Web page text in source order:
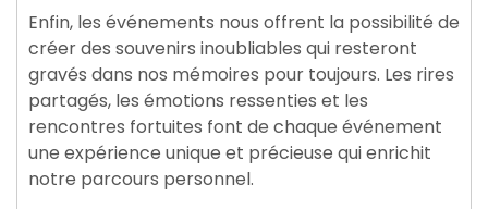
Enfin, les événements nous offrent la possibilité de
créer des souvenirs inoubliables qui resteront
gravés dans nos mémoires pour toujours. Les rires
partagés, les émotions ressenties et les
rencontres fortuites font de chaque événement
une expérience unique et précieuse qui enrichit
notre parcours personnel.